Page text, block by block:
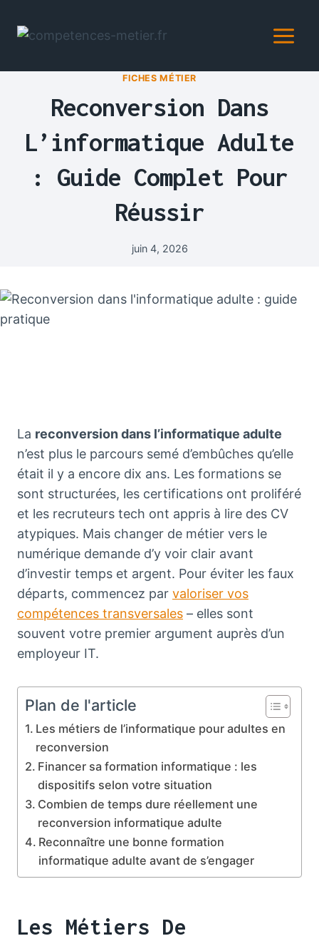
FICHES MÉTIER
Reconversion Dans
L’informatique Adulte
: Guide Complet Pour
Réussir
juin 4, 2026
La reconversion dans l’informatique adulte
n’est plus le parcours semé d’embûches qu’elle
était il y a encore dix ans. Les formations se
sont structurées, les certifications ont proliféré
et les recruteurs tech ont appris à lire des CV
atypiques. Mais changer de métier vers le
numérique demande d’y voir clair avant
d’investir temps et argent. Pour éviter les faux
départs, commencez par valoriser vos
compétences transversales – elles sont
souvent votre premier argument auprès d’un
employeur IT.
Plan de l'article
Les métiers de l’informatique pour adultes en
reconversion
Financer sa formation informatique : les
dispositifs selon votre situation
Combien de temps dure réellement une
reconversion informatique adulte
Reconnaître une bonne formation
informatique adulte avant de s’engager
Les Métiers De